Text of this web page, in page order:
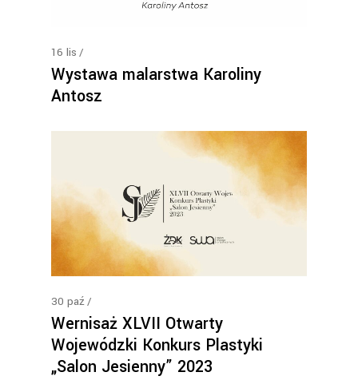
16 lis
Wystawa malarstwa Karoliny
Antosz
30 paź
Wernisaż XLVII Otwarty
Wojewódzki Konkurs Plastyki
„Salon Jesienny” 2023